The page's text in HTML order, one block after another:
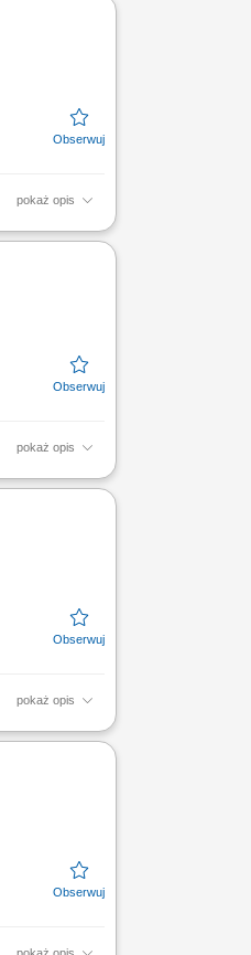
pokaż opis
pokaż opis
pokaż opis